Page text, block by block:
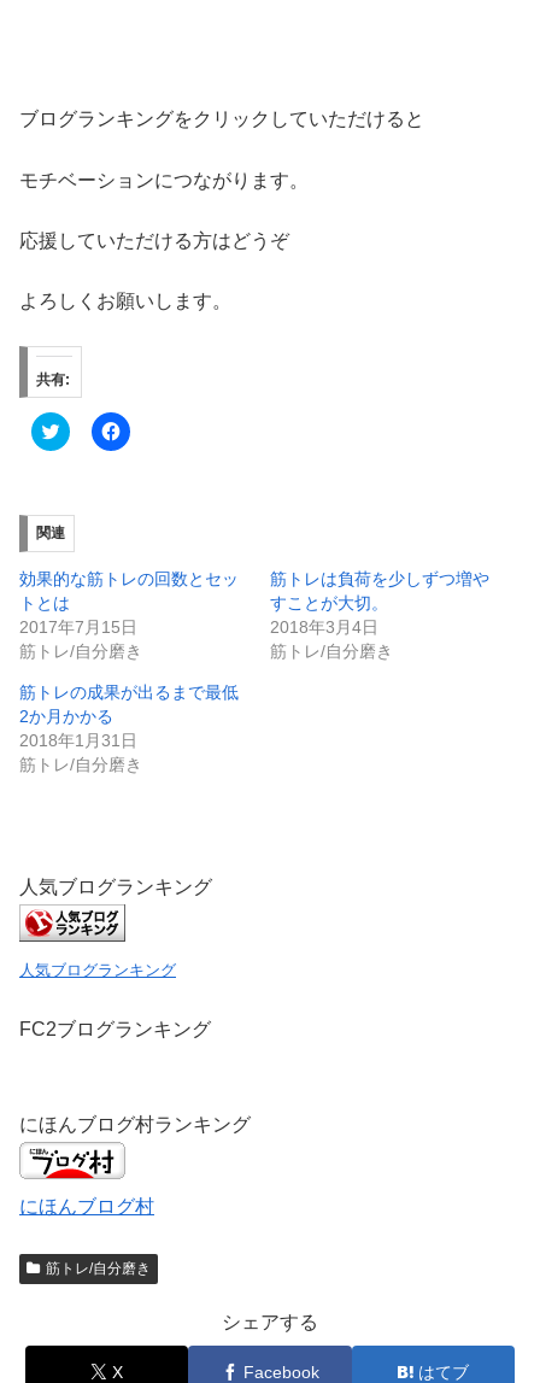
ブログランキングをクリックしていただけると
モチベーションにつながります。
応援していただける方はどうぞ
よろしくお願いします。
共有:
ク
リ
T
w
i
t
t
e
r
で
共
有
新
し
い
ウ
ィ
ン
す
)
F
a
共
有
る
に
は
ク
ッ
て
く
だ
ウ
ィ
ド
ウ
で
開
す
)
関連
効果的な筋トレの回数とセッ
トとは
2017年7月15日
筋トレ/自分磨き
筋トレは負荷を少しずつ増や
すことが大切。
2018年3月4日
筋トレ/自分磨き
筋トレの成果が出るまで最低
2か月かかる
2018年1月31日
筋トレ/自分磨き
人気ブログランキング
人気ブログランキング
FC2ブログランキング
にほんブログ村ランキング
にほんブログ村
筋トレ/自分磨き
シェアする
X Facebook はてブ